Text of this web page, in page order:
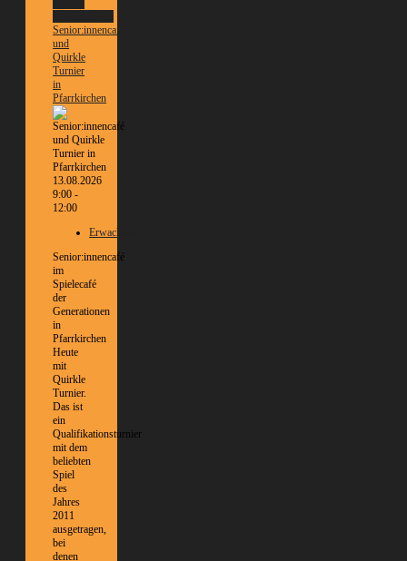
Senior:innencafé
und
Quirkle
Turnier
in
Pfarrkirchen
13.08.2026
9:00 -
12:00
Erwachsene
Senior:innencafé
im
Spielecafé
der
Generationen
in
Pfarrkirchen
Heute
mit
Quirkle
Turnier.
Das ist
ein
Qualifikationsturnier
mit dem
beliebten
Spiel
des
Jahres
2011
ausgetragen,
bei
denen